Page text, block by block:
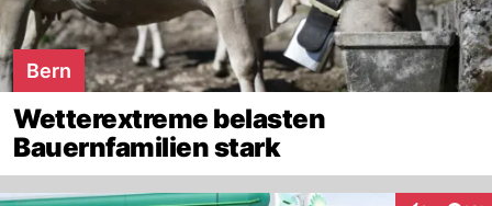
Bern
Wetterextreme belasten
Bauernfamilien stark